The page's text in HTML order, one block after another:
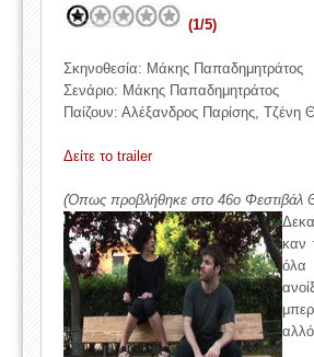
(1/5)
Σκηνοθεσία: Μάκης Παπαδημητράτος
Σενάριο: Μάκης Παπαδημητράτος
Παίζουν: Αλέξανδρος Παρίσης,
Δείτε το trailer
(Όπως προβλήθηκε στο 46ο Φεστιβάλ
καν
όλα